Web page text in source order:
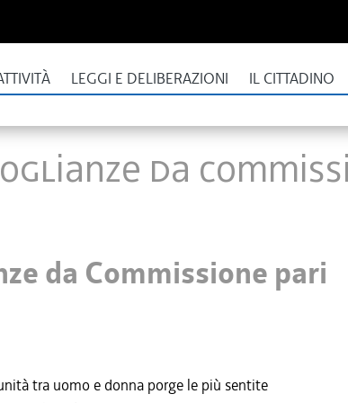
LEGGI E DELIBERAZIONI IL CITTADINO
da
da Commissione pari
tra uomo e donna porge le più sentite